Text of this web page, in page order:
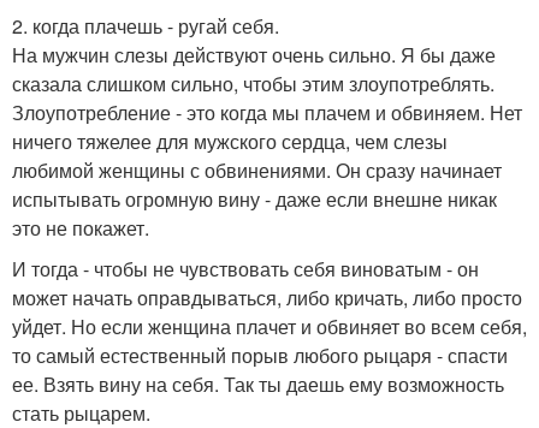
2. когда плачешь - ругай себя.
На мужчин слезы действуют очень сильно. Я бы даже
сказала слишком сильно, чтобы этим злоупотреблять.
Злоупотребление - это когда мы плачем и обвиняем. Нет
ничего тяжелее для мужского сердца, чем слезы
любимой женщины с обвинениями. Он сразу начинает
испытывать огромную вину - даже если внешне никак
это не покажет.
И тогда - чтобы не чувствовать себя виноватым - он
может начать оправдываться, либо кричать, либо просто
уйдет. Но если женщина плачет и обвиняет во всем себя,
то самый естественный порыв любого рыцаря - спасти
ее. Взять вину на себя. Так ты даешь ему возможность
стать рыцарем.